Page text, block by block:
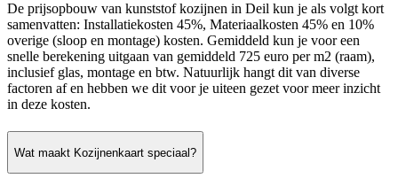
De prijsopbouw van kunststof kozijnen in Deil kun je als volgt kort
samenvatten: Installatiekosten 45%, Materiaalkosten 45% en 10%
overige (sloop en montage) kosten. Gemiddeld kun je voor een
snelle berekening uitgaan van gemiddeld 725 euro per m2 (raam),
inclusief glas, montage en btw. Natuurlijk hangt dit van diverse
factoren af en hebben we dit voor je uiteen gezet voor meer inzicht
in deze kosten.
Wat maakt Kozijnenkaart speciaal?